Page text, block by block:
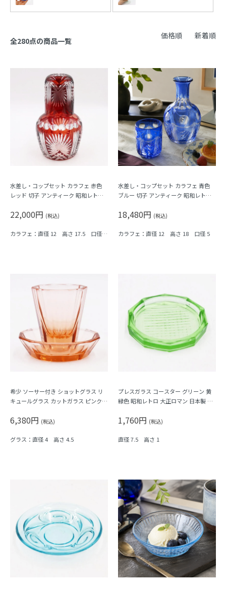
全280点の商品一覧
価格順 新着順
水差し・コップセット カラフェ 赤色
レッド 切子 アンティーク 昭和レトロ
22,000円 (税込)
カラフェ：直径 12 高さ 17.5 口径 5.
水差し・コップセット カラフェ 青色
ブルー 切子 アンティーク 昭和レトロ
18,480円 (税込)
カラフェ：直径 12 高さ 18 口径 5
希少 ソーサー付き ショットグラス リ
キュールグラス カットガラス ピンク色
製 おしゃれ チェック 幾何学模様
6,380円 (税込)
グラス：直径 4 高さ 4.5
プレスガラス コースター グリーン 黄
緑色 昭和レトロ 大正ロマン 日本製 ト
1,760円 (税込)
直径 7.5 高さ 1